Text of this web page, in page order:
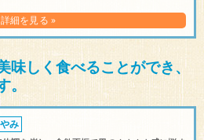
詳細を見る »
味しく食べることができ、
み